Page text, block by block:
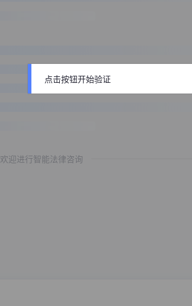
欢迎进行智能法律咨询
点击按钮开始验证